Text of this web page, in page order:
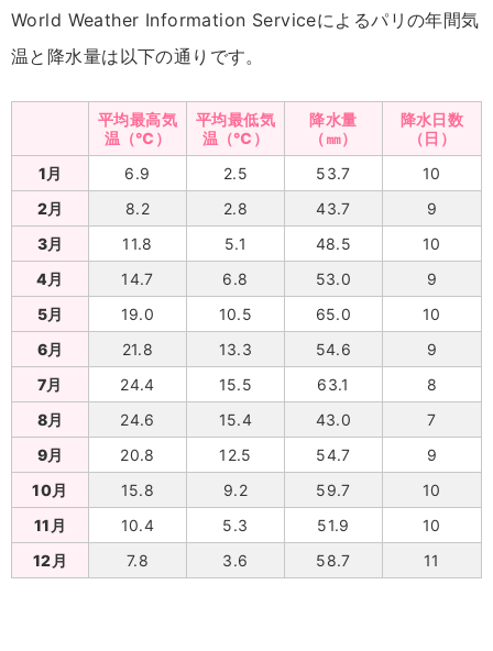
World Weather Information Serviceによるパリの年間気
温と降水量は以下の通りです。
平均最高気
温（℃）
平均最低気
温（℃）
降水量
（㎜）
降水日数
（日）
1月
6.9 2.5 53.7
10
2月
8.2 2.8 43.7
9
3月
11.8 5.1 48.5
10
4月
14.7 6.8 53.0
9
5月
19.0 10.5 65.0
10
6月
21.8 13.3 54.6
9
7月
24.4 15.5 63.1
8
8月
24.6 15.4 43.0
7
9月
20.8 12.5 54.7
9
10月
15.8 9.2 59.7
10
11月
10.4 5.3 51.9
10
12月
7.8 3.6 58.7 11